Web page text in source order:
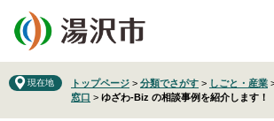
の
先
ー
を
現在地 トップページ > 分類でさがす > しごと・産業
窓口 > ゆざわ‐Biz の相談事例を紹介します！